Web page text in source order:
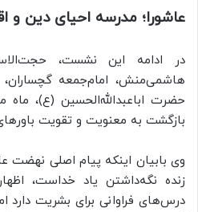
عاشورا؛ مدرسه احیای دین و
در ادامه این نشست،
هاشمی‌منش، امام‌جمعه
حضرت اباعبدالله‌الحسین (ع)، ماه
بازگشت به معنویت و تقویت
وی بابیان اینکه پیام اصلی نهضت
زنده نگه‌داشتن یاد خداست،
درس‌های فراوانی برای بشریت دارد